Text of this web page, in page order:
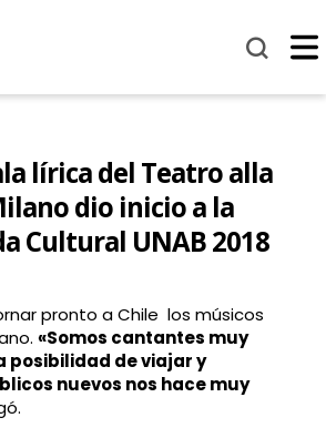
lírica del Teatro alla
dio inicio a la
Cultural UNAB 2018
pronto a Chile los músicos
«Somos cantantes muy
posibilidad de viajar y
nuevos nos hace muy